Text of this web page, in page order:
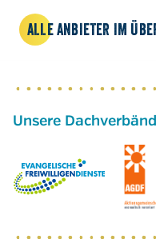
ALLE ANBIETER IM